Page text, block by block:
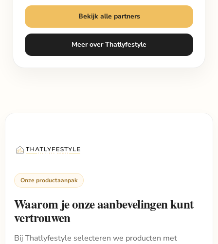
Bekijk alle partners
Meer over Thatlyfestyle
Onze productaanpak
Waarom je onze aanbevelingen kunt
vertrouwen
Bij Thatlyfestyle selecteren we producten met